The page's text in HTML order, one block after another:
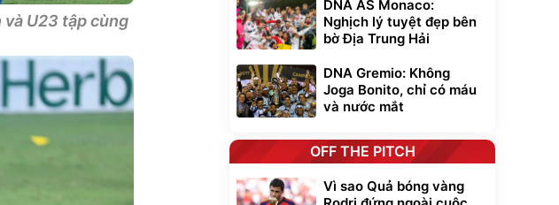
U23 tập cùng
DNA AS Monaco:
Nghịch lý tuyệt đẹp bên
bờ Địa Trung Hải
DNA Gremio: Không
Joga Bonito, chỉ có máu
và nước mắt
OFF THE PITCH
Vì sao Quả bóng vàng